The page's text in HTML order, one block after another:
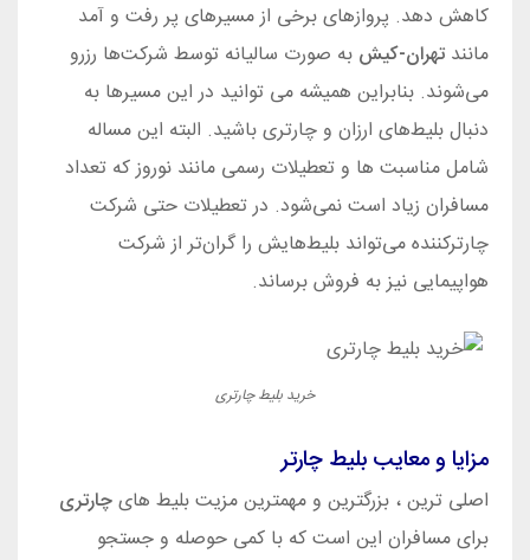
کاهش دهد. پروازهای برخی از مسیرهای پر رفت و آمد
مانند تهران-کیش به صورت سالیانه توسط شرکت‌ها رزرو
می‌شوند. بنابراین همیشه می توانید در این مسیرها به
دنبال بلیط‌های ارزان و چارتری باشید. البته این مساله
شامل مناسبت‌ ها و تعطیلات رسمی مانند نوروز که تعداد
مسافران زیاد است نمی‌شود. در تعطیلات حتی شرکت
چارترکننده می‌تواند بلیط‌هایش را گران‌تر از شرکت
هواپیمایی نیز به فروش برساند.
خرید بلیط چارتری
مزایا و معایب بلیط چارتر
اصلی ترین ، بزرگترین و مهمترین مزیت بلیط‌ هایچارتری
برای مسافران این است که با کمی حوصله و جستجو